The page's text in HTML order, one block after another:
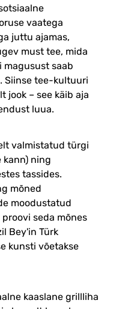
vaatega
juttu ajamas,
must tee, mida
magusust saab
Siinse tee-kultuuri
jook – see käib aja
luua.
valmistatud türgi
kann) ning
tassides.
mõned
moodustatud
seda mõnes
Bey'in Türk
kunsti võetakse
kaaslane grillliha